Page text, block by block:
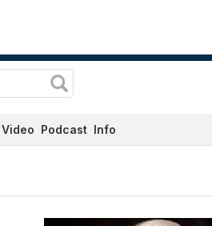
Video Podcast Info